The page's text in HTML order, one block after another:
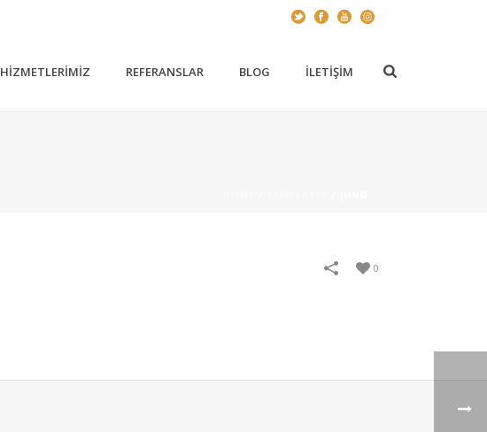
HIZMETLERIMIZ REFERANSLAR BLOG İLETIŞIM
0